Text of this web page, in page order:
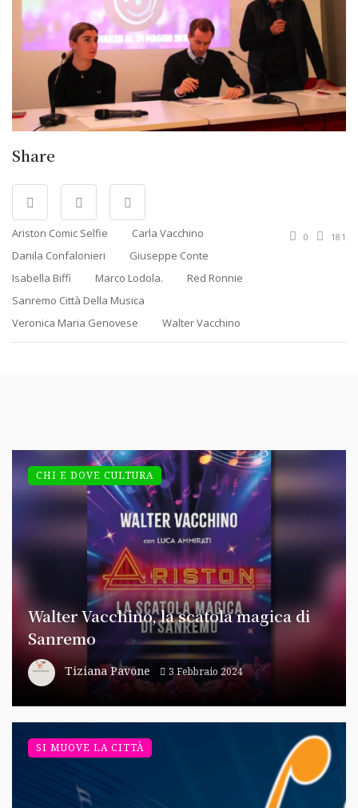
Share
Ariston Comic Selfie
Carla Vacchino
Danila Confalonieri
Giuseppe Conte
Isabella Biffi
Marco Lodola.
Red Ronnie
Sanremo Città Della Musica
Veronica Maria Genovese
Walter Vacchino
0 181
Walter Vacchino, la scatola magica di
Sanremo
Tiziana Pavone 3 Febbraio 2024
CHI E DOVE CULTURA
SI MUOVE LA CITTÀ